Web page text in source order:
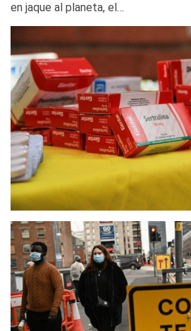
en jaque al planeta, el…